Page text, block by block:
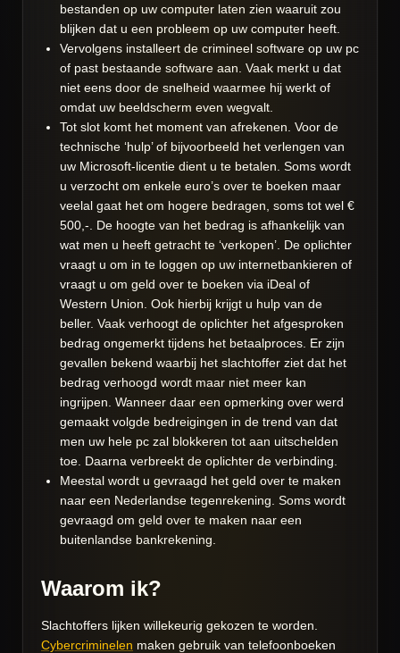
bestanden op uw computer laten zien waaruit zou
blijken dat u een probleem op uw computer heeft.
Vervolgens installeert de crimineel software op uw pc
of past bestaande software aan. Vaak merkt u dat
niet eens door de snelheid waarmee hij werkt of
omdat uw beeldscherm even wegvalt.
Tot slot komt het moment van afrekenen. Voor de
technische ‘hulp’ of bijvoorbeeld het verlengen van
uw Microsoft-licentie dient u te betalen. Soms wordt
u verzocht om enkele euro’s over te boeken maar
veelal gaat het om hogere bedragen, soms tot wel €
500,-. De hoogte van het bedrag is afhankelijk van
wat men u heeft getracht te ‘verkopen’. De oplichter
vraagt u om in te loggen op uw internetbankieren of
vraagt u om geld over te boeken via iDeal of
Western Union. Ook hierbij krijgt u hulp van de
beller. Vaak verhoogt de oplichter het afgesproken
bedrag ongemerkt tijdens het betaalproces. Er zijn
gevallen bekend waarbij het slachtoffer ziet dat het
bedrag verhoogd wordt maar niet meer kan
ingrijpen. Wanneer daar een opmerking over werd
gemaakt volgde bedreigingen in de trend van dat
men uw hele pc zal blokkeren tot aan uitschelden
toe. Daarna verbreekt de oplichter de verbinding.
Meestal wordt u gevraagd het geld over te maken
naar een Nederlandse tegenrekening. Soms wordt
gevraagd om geld over te maken naar een
buitenlandse bankrekening.
Waarom ik?
Slachtoffers lijken willekeurig gekozen te worden.
Cybercriminelen maken gebruik van telefoonboeken